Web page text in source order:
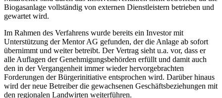
Biogasanlage vollständig von externen Dienstleistern betrieben und
gewartet wird.
Im Rahmen des Verfahrens wurde bereits ein Investor mit
Unterstützung der Mentor AG gefunden, der die Anlage ab sofort
übernimmt und weiter betreibt. Der Vertrag sieht u.a. vor, dass er
alle Auflagen der Genehmigungsbehörden erfüllt und damit auch
den in der Vergangenheit immer wieder hervorgebrachten
Forderungen der Bürgerinitiative entsprochen wird. Darüber hinaus
wird der neue Betreiber die gewachsenen Geschäftsbeziehungen mit
den regionalen Landwirten weiterführen.